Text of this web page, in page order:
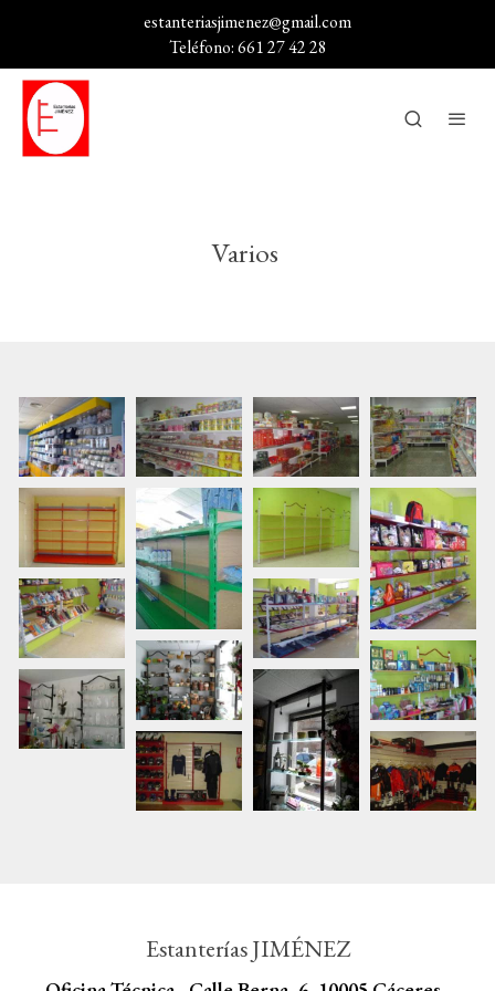
estanteriasjimenez@gmail.com
Teléfono: 661 27 42 28
Varios
Estanterías JIMÉNEZ